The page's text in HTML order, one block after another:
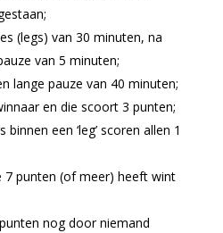
(legs) van 30 minuten, na
van 5 minuten;
lange pauze van 40 minuten;
en die scoort 3 punten;
een ‘leg’ scoren allen 1
7 punten (of meer) heeft wint
nog door niemand